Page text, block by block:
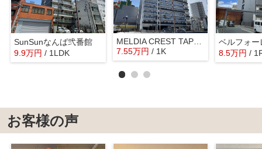
SunSunなんば弐番館
9.9万円 / 1LDK
MELDIA CREST TAPP NAMBA-WEST
7.55万円 / 1K
ベルフォー
8.5万円 /
お客様の声